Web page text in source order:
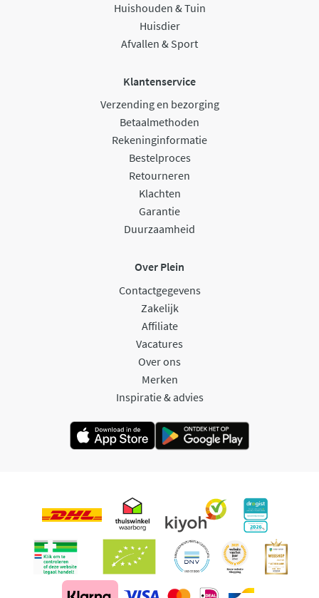
Huishouden & Tuin
Huisdier
Afvallen & Sport
Klantenservice
Verzending en bezorging
Betaalmethoden
Rekeninginformatie
Bestelproces
Retourneren
Klachten
Garantie
Duurzaamheid
Over Plein
Contactgegevens
Zakelijk
Affiliate
Vacatures
Over ons
Merken
Inspiratie & advies